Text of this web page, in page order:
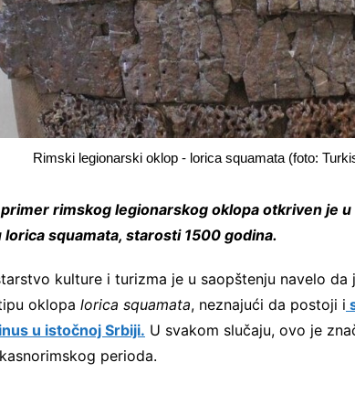
Rimski legionarski oklop - lorica squamata (foto:
rimskog legionarskog oklopa otkriven je
lorica squamata, starosti 1500 godina.
kulture i turizma je u saopštenju navelo da
oklopa lorica squamata, neznajući da postoji i
u istočnoj Srbiji. U svakom slučaju, ovo je
perioda.